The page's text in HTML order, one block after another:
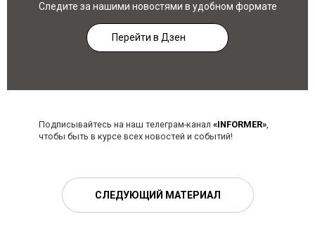
Следите за нашими новостями в удобном формате
Перейти в Дзен
Подписывайтесь на наш телеграм-канал «INFORMER»,
чтобы быть в курсе всех новостей и событий!
СЛЕДУЮЩИЙ МАТЕРИАЛ